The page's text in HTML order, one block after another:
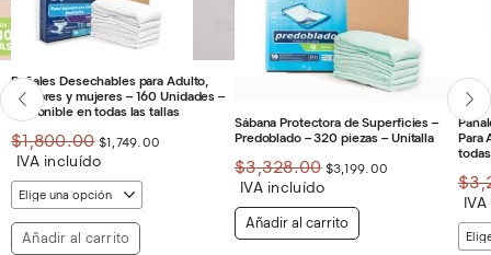
Pañales Desechables para Adulto,
hombres y mujeres – 160 Unidades –
Disponible en todas las tallas
$1,800.00 El
precio
original
era:
$1,800.00.
$1,749.00
IVA incluído
Añadir al carrito
Sábana Protectora de Superficies –
Predoblado – 320 piezas – Unitalla
$3,328.00 El
precio
original
era:
$3,328.00.
$3,199.00
IVA incluído
Añadir al carrito
Para
$